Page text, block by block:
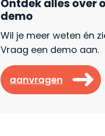
Ontdek alles over
demo
Wil je meer weten én
Vraag een demo aan.
aanvragen